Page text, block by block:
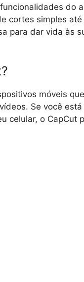
do
cortes simples
para dar vida às
móveis
Se você
celular, o CapCut